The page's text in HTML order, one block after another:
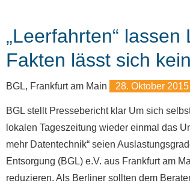
„Leerfahrten“
Fakten lässt sich
BGL, Frankfurt am Main 28. Oktober 2015
BGL stellt Pressebericht klar Um sich
lokalen Tageszeitung wieder einmal das
mehr Datentechnik“ seien
Entsorgung (BGL) e.V. aus Frankfurt am
reduzieren. Als Berliner sollten dem